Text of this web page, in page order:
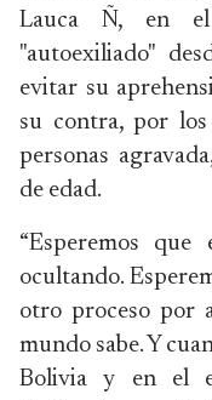
Lauca Ñ, en
"autoexiliado"
evitar su
su contra, por
personas
de edad.
“Esperemos
ocultando.
otro proceso por
mundo sabe. Y
Bolivia y en el